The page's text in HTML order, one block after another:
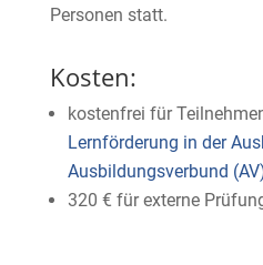
Personen statt.
Kosten:
kostenfrei für
Lernförderung in der
Ausbildungsverbund
320 € für externe